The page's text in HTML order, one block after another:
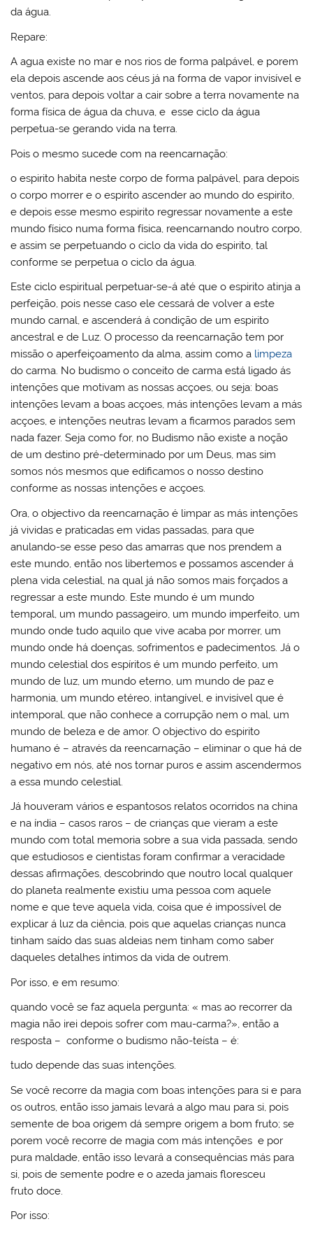
da água.
Repare:
A agua existe no mar e nos rios de forma palpável, e porem
ela depois ascende aos céus já na forma de vapor invisível e
ventos, para depois voltar a cair sobre a terra novamente na
forma física de água da chuva, e esse ciclo da água
perpetua-se gerando vida na terra.
Pois o mesmo sucede com na reencarnação:
o espirito habita neste corpo de forma palpável, para depois
o corpo morrer e o espirito ascender ao mundo do espirito,
e depois esse mesmo espirito regressar novamente a este
mundo físico numa forma física, reencarnando noutro corpo,
e assim se perpetuando o ciclo da vida do espirito, tal
conforme se perpetua o ciclo da água.
Este ciclo espiritual perpetuar-se-á até que o espirito atinja a
perfeição, pois nesse caso ele cessará de volver a este
mundo carnal, e ascenderá á condição de um espirito
ancestral e de Luz. O processo da reencarnação tem por
missão o aperfeiçoamento da alma, assim como a limpeza
do carma. No budismo o conceito de carma está ligado ás
intenções que motivam as nossas acçoes, ou seja: boas
intenções levam a boas acçoes, más intenções levam a más
acçoes, e intenções neutras levam a ficarmos parados sem
nada fazer. Seja como for, no Budismo não existe a noção
de um destino pré-determinado por um Deus, mas sim
somos nós mesmos que edificamos o nosso destino
conforme as nossas intenções e acçoes.
Ora, o objectivo da reencarnação é limpar as más intenções
já vividas e praticadas em vidas passadas, para que
anulando-se esse peso das amarras que nos prendem a
este mundo, então nos libertemos e possamos ascender á
plena vida celestial, na qual já não somos mais forçados a
regressar a este mundo. Este mundo é um mundo
temporal, um mundo passageiro, um mundo imperfeito, um
mundo onde tudo aquilo que vive acaba por morrer, um
mundo onde há doenças, sofrimentos e padecimentos. Já o
mundo celestial dos espíritos é um mundo perfeito, um
mundo de luz, um mundo eterno, um mundo de paz e
harmonia, um mundo etéreo, intangível, e invisível que é
intemporal, que não conhece a corrupção nem o mal, um
mundo de beleza e de amor. O objectivo do espirito
humano é – através da reencarnação – eliminar o que há de
negativo em nós, até nos tornar puros e assim ascendermos
a essa mundo celestial.
Já houveram vários e espantosos relatos ocorridos na china
e na índia – casos raros – de crianças que vieram a este
mundo com total memoria sobre a sua vida passada, sendo
que estudiosos e cientistas foram confirmar a veracidade
dessas afirmações, descobrindo que noutro local qualquer
do planeta realmente existiu uma pessoa com aquele
nome e que teve aquela vida, coisa que é impossível de
explicar á luz da ciência, pois que aquelas crianças nunca
tinham saído das suas aldeias nem tinham como saber
daqueles detalhes íntimos da vida de outrem.
Por isso, e em resumo:
quando você se faz aquela pergunta: « mas ao recorrer da
magia não irei depois sofrer com mau-carma?», então a
resposta – conforme o budismo não-teísta – é:
tudo depende das suas intenções.
Se você recorre da magia com boas intenções para si e para
os outros, então isso jamais levará a algo mau para si, pois
semente de boa origem dá sempre origem a bom fruto; se
porem você recorre de magia com más intenções e por
pura maldade, então isso levará a consequências más para
si, pois de semente podre e o azeda jamais floresceu
fruto doce.
Por isso: